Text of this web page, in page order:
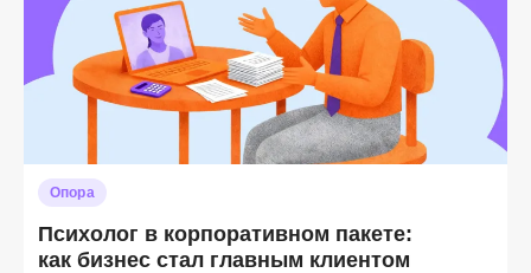
Опора
Психолог в корпоративном пакете:
как бизнес стал главным клиентом